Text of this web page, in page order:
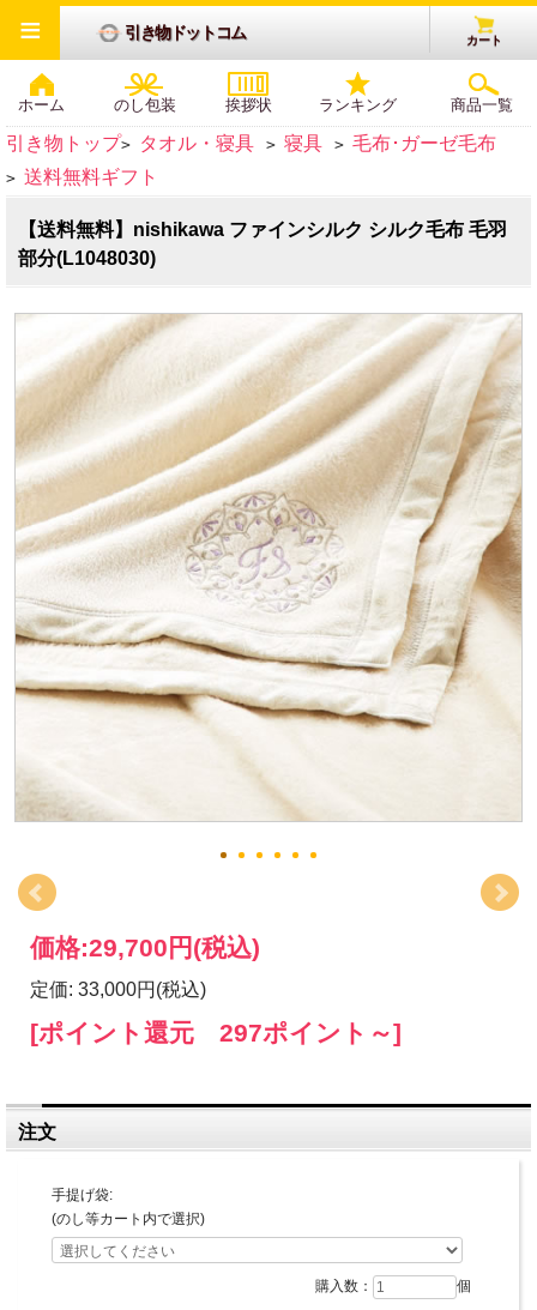
引き物ドットコム カート
ホーム のし包装 挨拶状 ランキング 商品一覧
≡
引き物トップ> タオル・寝具 > 寝具 > 毛布･ガーゼ毛布
> 送料無料ギフト
【送料無料】nishikawa ファインシルク シルク毛布 毛羽
部分(L1048030)
価格:29,700円 (税込)
定価: 33,000円(税込)
[ポイント還元 297ポイント～]
注文
手提げ袋:
(のし等カート内で選択)
購入数： 個